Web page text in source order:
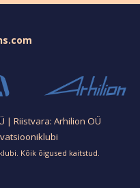
| Riistvara: Arhilion OÜ
Kõik õigused kaitstud.